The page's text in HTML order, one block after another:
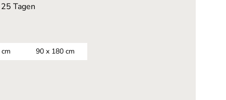
Tagen
90 x 180 cm